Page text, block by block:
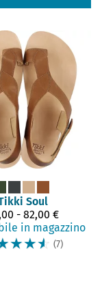
Soul
- 82,00 €
in magazzino
☆☆☆ (7)